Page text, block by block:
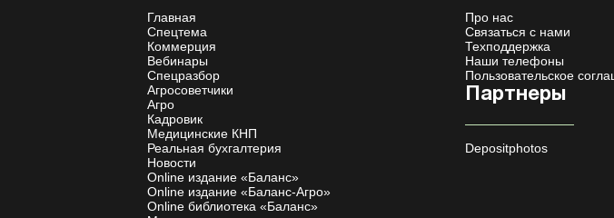
Главная
Спецтема
Коммерция
Вебинары
Спецразбор
Агросоветчики
Агро
Кадровик
Медицинские КНП
Реальная бухгалтерия
Новости
Online издание «Баланс»
Online издание «Баланс-Агро»
Online библиотека «Баланс»
Про нас
Связаться с нами
Техподдержка
Наши телефоны
Пользовательское
Партнеры
Depositphotos